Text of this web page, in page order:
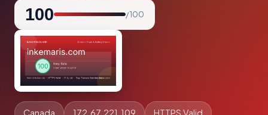
100 / 100
Canada 172.67.221.109 HTTPS Valid